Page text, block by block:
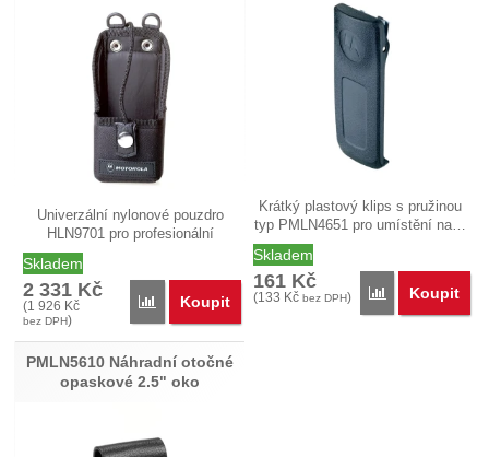
Univerzální nylonové pouzdro
HLN9701 pro profesionální
Skladem
2 331 Kč
(1 926 Kč
bez DPH)
Přidat 'HLN9701 Nylonové univerzální pouzdro na
Koupit
Krátký plastový klips s pružinou
typ PMLN4651 pro umístění na…
Skladem
161 Kč
(133 Kč bez DPH) Přidat
Koupit
PMLN5610 Náhradní otočné
opaskové 2.5" oko